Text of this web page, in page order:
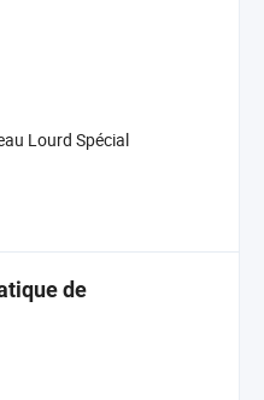
Lourd Spécial
de